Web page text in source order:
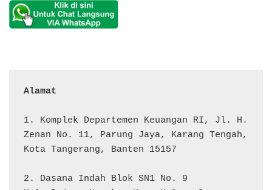
Alamat
1. Komplek Departemen Keuangan RI, Jl. H.
Zenan No. 11, Parung Jaya, Karang Tengah,
Kota Tangerang, Banten 15157
2. Dasana Indah Blok SN1 No. 9